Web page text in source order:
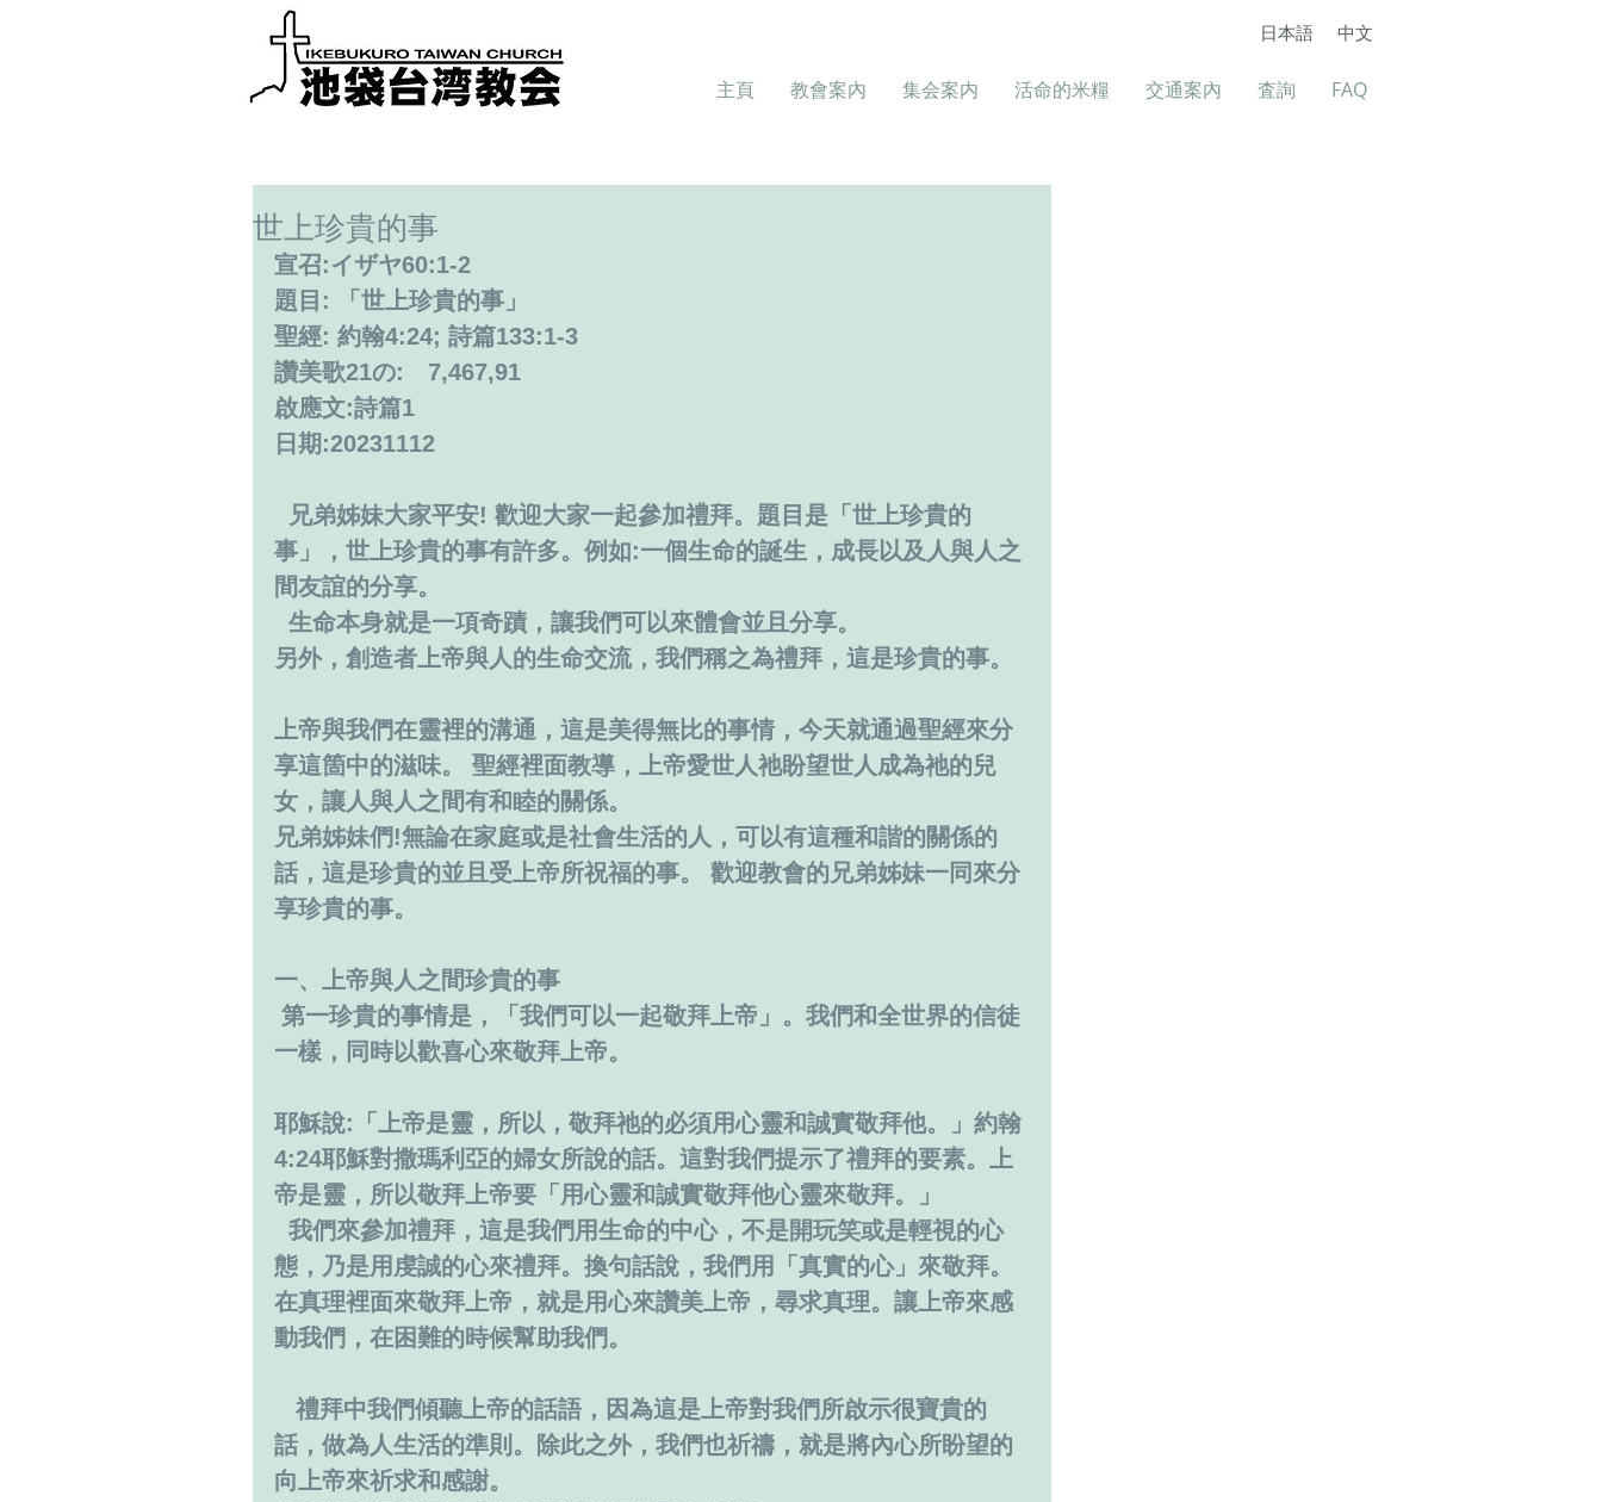
日本語 中文
主頁 教會案內 集会案内 活命的米糧 交通案內 査詢 FAQ
世上珍貴的事
宣召:イザヤ60:1-2
題目: 「世上珍貴的事」
聖經: 約翰4:24; 詩篇133:1-3
讚美歌21の:　7,467,91
啟應文:詩篇1
日期:20231112
事」，世上珍貴的事有許多。例如:一個生命的誕生，成長以及人與人之
間友誼的分享。
  生命本身就是一項奇蹟，讓我們可以來體會並且分享。
另外，創造者上帝與人的生命交流，我們稱之為禮拜，這是珍貴的事。
上帝與我們在靈裡的溝通，這是美得無比的事情，今天就通過聖經來分
享這箇中的滋味。 聖經裡面教導，上帝愛世人祂盼望世人成為祂的兒
女，讓人與人之間有和睦的關係。
兄弟姊妹們!無論在家庭或是社會生活的人，可以有這種和諧的關係的
話，這是珍貴的並且受上帝所祝福的事。 歡迎教會的兄弟姊妹一同來分
享珍貴的事。
一、上帝與人之間珍貴的事
一樣，同時以歡喜心來敬拜上帝。
耶穌說:「上帝是靈，所以，敬拜祂的必須用心靈和誠實敬拜他。」約翰
4:24耶穌對撒瑪利亞的婦女所說的話。這對我們提示了禮拜的要素。上
帝是靈，所以敬拜上帝要「用心靈和誠實敬拜他心靈來敬拜。」
態，乃是用虔誠的心來禮拜。換句話說，我們用「真實的心」來敬拜。
在真理裡面來敬拜上帝，就是用心來讚美上帝，尋求真理。讓上帝來感
動我們，在困難的時候幫助我們。
話，做為人生活的準則。除此之外，我們也祈禱，就是將內心所盼望的
向上帝來祈求和感謝。